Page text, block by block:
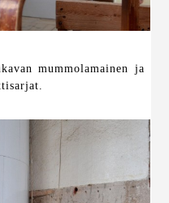
mummolamainen ja